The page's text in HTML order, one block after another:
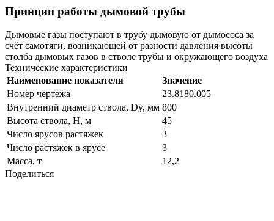
Принцип работы дымовой трубы
Дымовые газы поступают в трубу дымовую от дымососа за
счёт самотяги, возникающей от разности давления высоты
столба дымовых газов в стволе трубы и окружающего воздуха
Технические характеристики
Наименование показателя
Значение
Номер чертежа
23.8180.005
Внутренний диаметр ствола, Dy, мм 800
Высота ствола, H, м
45
Число ярусов растяжек
3
Число растяжек в ярусе
3
Масса, т
12,2
Поделиться